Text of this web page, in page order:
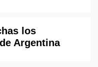
los
Argentina